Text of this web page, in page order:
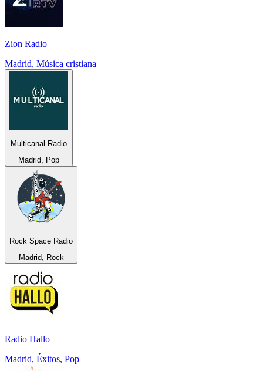
Zion Radio
Madrid, Música cristiana
Multicanal Radio
Madrid, Pop
Rock Space Radio
Madrid, Rock
Radio Hallo
Madrid, Éxitos, Pop